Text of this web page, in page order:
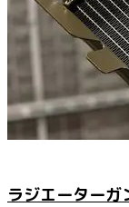
ラジエーターガ